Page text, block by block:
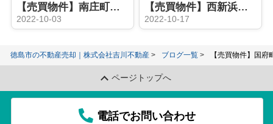
【売買物件】南庄町で日当たり・眺望自信有りの売土地
2022-10-03
【売買物件】西新浜町で北東角地
2022-10-17
徳島市の不動産売却｜株式会社吉川不動産 ブログ一覧 【売買物件】国府
ページトップへ
電話でお問い合わせ